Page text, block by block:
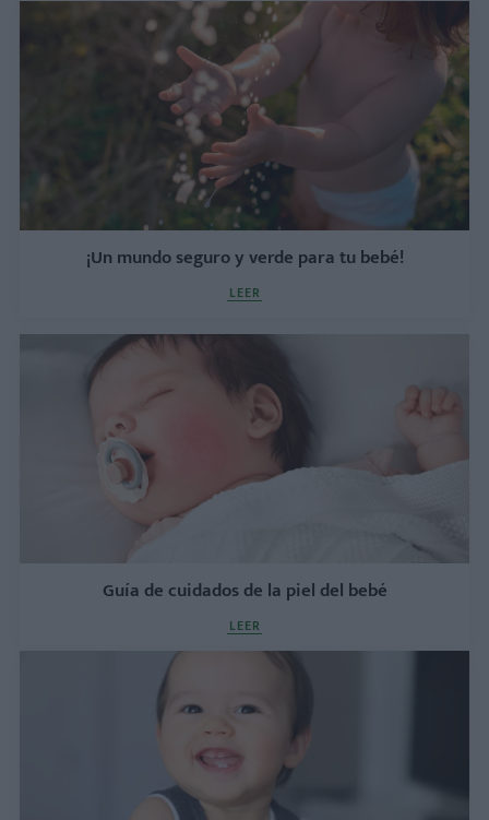
¡Un mundo seguro y verde para tu bebé!
LEER
Guía de cuidados de la piel del bebé
LEER